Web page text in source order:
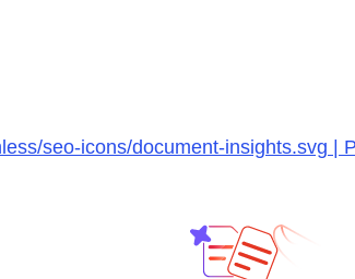
seo-icons/document-insights.svg |